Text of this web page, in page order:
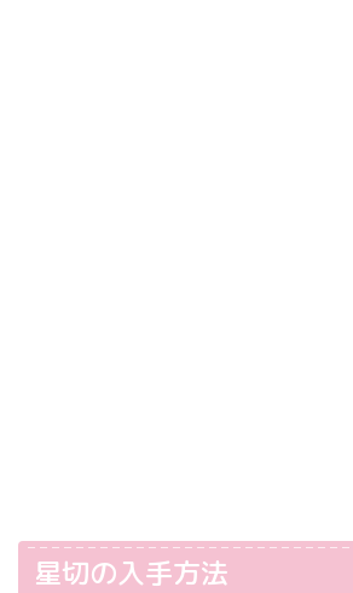
星切の入手方法